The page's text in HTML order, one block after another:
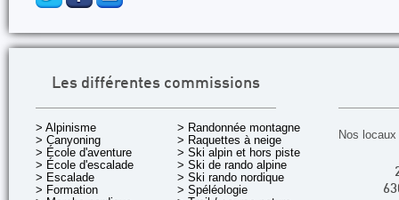
Les différentes commissions
> Alpinisme
> Canyoning
> École d'aventure
> École d'escalade
> Escalade
> Formation
> Randonnée montagne
> Raquettes à neige
> Ski alpin et hors piste
> Ski de rando alpine
> Ski rando nordique
> Spéléologie
Nos